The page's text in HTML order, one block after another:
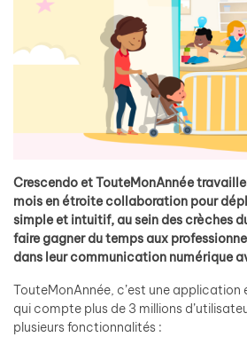
Crescendo et TouteMonAnnée
mois en étroite collaboration pour
simple et intuitif, au sein des crèches
faire gagner du temps aux
dans leur communication numérique
TouteMonAnnée, c’est une
qui compte plus de 3 millions
plusieurs fonctionnalités :